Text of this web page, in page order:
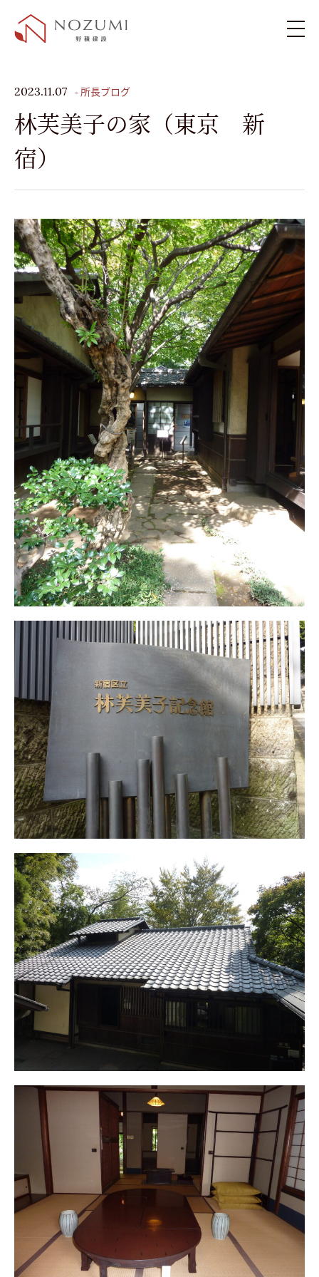
リフォーム・リノベーション
施工例
お客様の声
ブログ
会社案内
最新イベント
展示場予約
お問い合わせ・資料請求
follow us
2023.11.07 - 所長ブログ
林芙美子の家（東京 新
宿）